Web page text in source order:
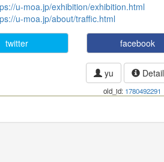
u-moa.jp/exhibition/exhibition.html
u-moa.jp/about/traffic.html
twitter facebook
yu Detail
old_id: 1780492291